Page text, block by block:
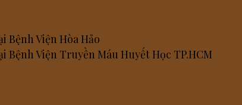
Bệnh Viện Hòa Hảo
Bệnh Viện Truyền Máu Huyết Học TP.HCM